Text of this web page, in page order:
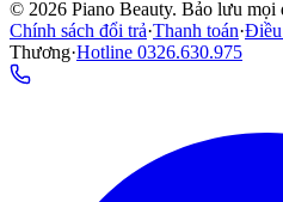
© 2026 Piano Beauty. Bảo lưu mọi
Chính sách đổi trả·Thanh toán·Điều
Thương·Hotline 0326.630.975